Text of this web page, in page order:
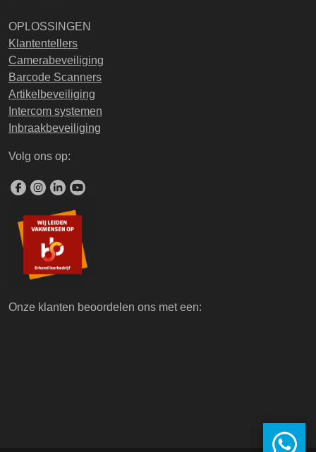
OPLOSSINGEN
Klantentellers
Camerabeveiliging
Barcode Scanners
Artikelbeveiliging
Intercom systemen
Inbraakbeveiliging
Volg ons op:
Onze klanten beoordelen ons met een: